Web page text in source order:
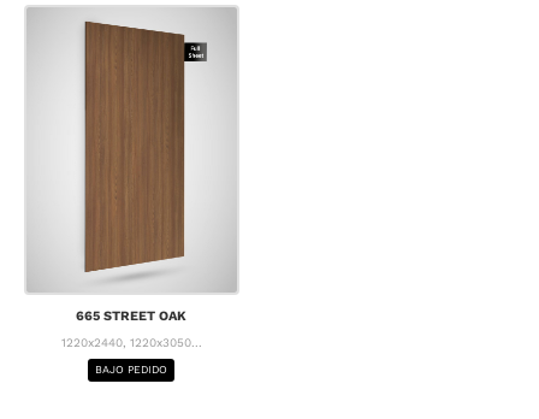
665 STREET OAK
1220x2440, 1220x3050...
BAJO PEDIDO